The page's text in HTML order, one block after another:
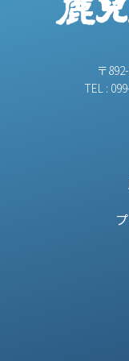
〒
TEL :